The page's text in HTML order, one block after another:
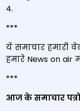
4.
***
ये समाचार हमारी
हमारे News on air
***
आज के समाचार पत्रों